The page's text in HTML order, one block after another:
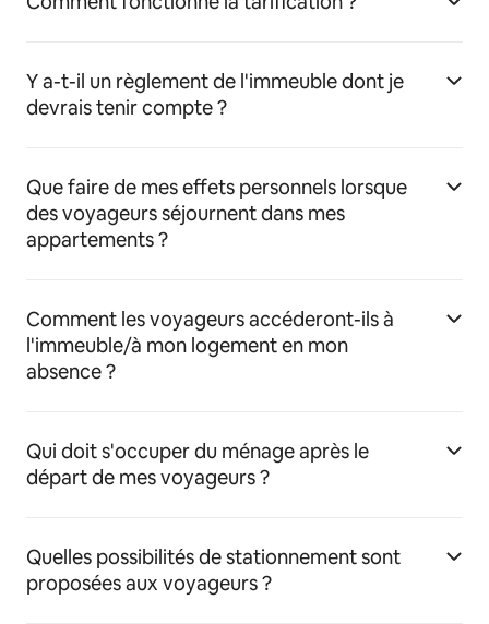
Y a-t-il un règlement de l'immeuble dont je
devrais tenir compte ?
Que faire de mes effets personnels lorsque
des voyageurs séjournent dans mes
appartements ?
Comment les voyageurs accéderont-ils à
l'immeuble/à mon logement en mon
absence ?
Qui doit s'occuper du ménage après le
départ de mes voyageurs ?
Quelles possibilités de stationnement sont
proposées aux voyageurs ?